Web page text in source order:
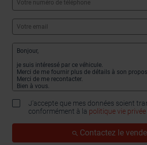
J'accepte que mes données soient
conformément à la politique vie privée
Contactez le